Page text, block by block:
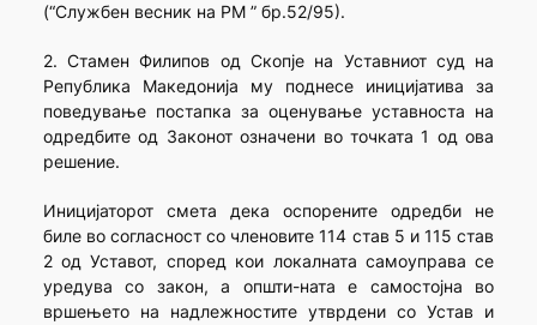
(“Службен весник на РМ ” бр.52/95).
2. Стамен Филипов од Скопје на Уставниот суд на
Република Македонија му поднесе иницијатива за
поведување постапка за оценување уставноста на
одредбите од Законот означени во точката 1 од ова
решение.
Иницијаторот смета дека оспорените одредби не
биле во согласност со членовите 114 став 5 и 115 став
2 од Уставот, според кои локалната самоуправа се
уредува со закон, а општи-ната е самостојна во
вршењето на надлежностите утврдени со Устав и